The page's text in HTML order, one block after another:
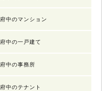
府中のマンション
府中の一戸建て
府中の事務所
府中のテナント